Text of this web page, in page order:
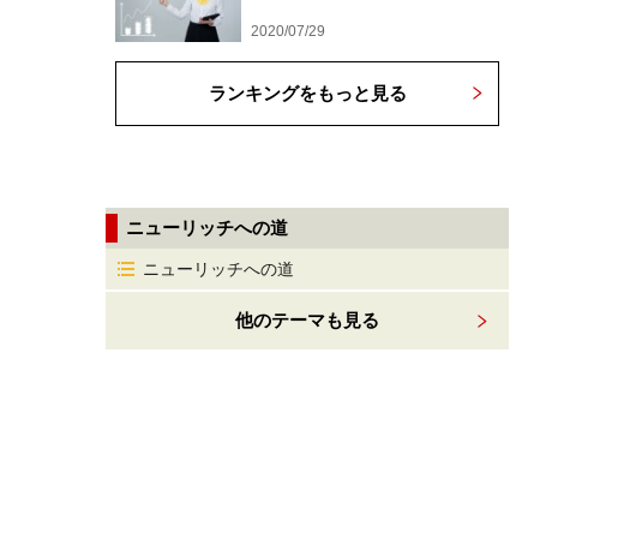
2020/07/29
ランキングをもっと見る
ニューリッチへの道
ニューリッチへの道
他のテーマも見る